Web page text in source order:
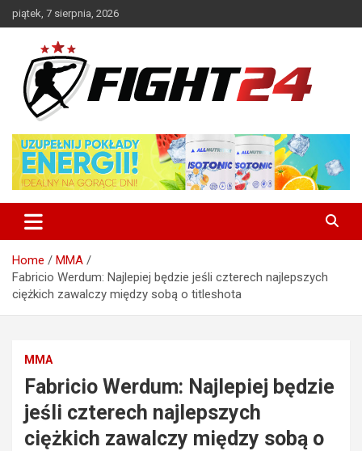
Skip
to
piątek, 7 sierpnia, 2026
FIGHT24.PL – MMA i K-1, UFC
Home
MMA
Fabricio Werdum: Najlepiej będzie jeśli czterech najlepszych
ciężkich zawalczy między sobą o titleshota
MMA
Fabricio Werdum: Najlepiej będzie
jeśli czterech najlepszych
ciężkich zawalczy między sobą o